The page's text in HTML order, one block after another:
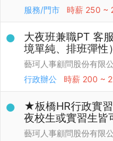
服務/門市
時薪 250 ~
大夜班兼職PT 客
境單純、排班彈性
藝珂人事顧問股份有限
行政辦公
時薪 200 ~
★板橋HR行政實
夜校生或實習生皆
藝珂人事顧問股份有限